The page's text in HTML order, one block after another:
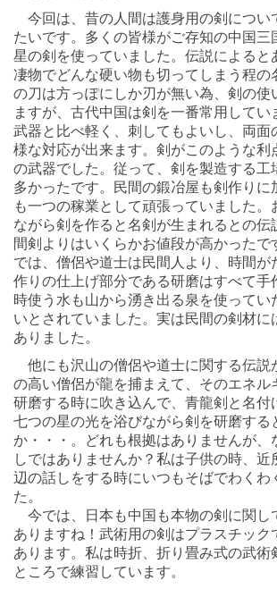
今回は、昔の人間は護身用の剣につい
たいです。多くの皆様がご存知の中国三
星の剣を使っていました。伝説によると
凄物でどんな硬い物も切ってしまう程の
の刀は方っぽにしか刃が無い為、剣の使
ますが、古代中国は剣を一番常用してい
武器と比べ軽く、刺してもよいし、両面
様な対応が出来ます。剣がこのような利
の武器でした。従って、剣を製造する工
多かったです。民間の鍛冶屋も剣作りに
も一つの稼業として頑張っていました。
ながら剣を作ると名剣が生まれるとの伝
間剣よりはいくらかお値段が高かったで
では、僧侶や道士は民間人より、時間が
作りの仕上げ部分である研磨はすべて手
時使う水も山から湧き出る泉を使ってい
いとされていました。実は民間の剣材に
ありました。
他にも沢山の僧侶や道士に関する伝説
の高い僧侶が龍を捕まえて、そのエネル
研磨する時に吹き込んで、青龍剣と名付
七つの星の光を浴びながら剣を研磨する
か・・・。どれも根拠はありませんが、
しではありませんか？私は子供の時、近
辺の話しをする時にいつもそばでわくわ
た。
今では、日本も中国も本物の剣に関し
ありますね！武術用の剣はプラスチック
あります。私は時折、折り畳み式の武術
ところで練習しています。